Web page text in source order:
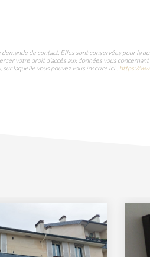
de contact. Elles sont conservées pour la
votre droit d'accès aux données vous
laquelle vous pouvez vous inscrire ici : https://